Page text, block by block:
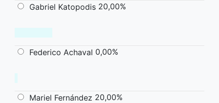
Gabriel Katopodis 20,00%
Federico Achaval 0,00%
Mariel Fernández 20,00%